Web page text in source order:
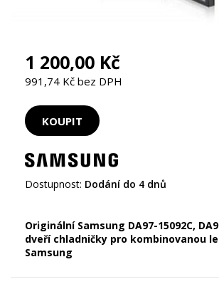
1 200,00 Kč
991,74 Kč bez DPH
Dostupnost: Dodání do 4 dnů
Originální Samsung DA97-15092C,
dveří chladničky pro kombinovanou
Samsung